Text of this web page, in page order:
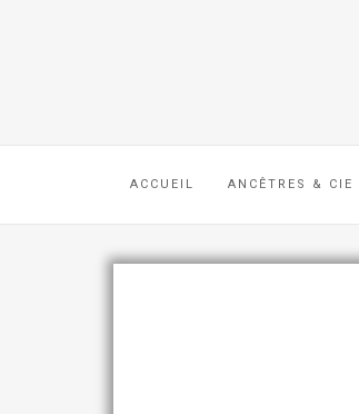
ACCUEIL ANCÊTRES & CIE